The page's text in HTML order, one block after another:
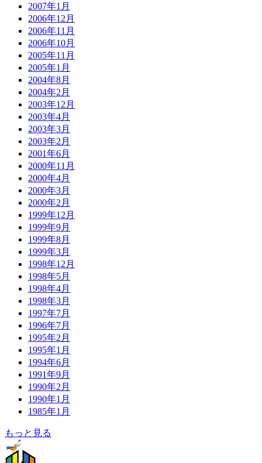
2007年1月
2006年12月
2006年11月
2006年10月
2005年11月
2005年1月
2004年8月
2004年2月
2003年12月
2003年4月
2003年3月
2003年2月
2001年6月
2000年11月
2000年4月
2000年3月
2000年2月
1999年12月
1999年9月
1999年8月
1999年3月
1998年12月
1998年5月
1998年4月
1998年3月
1997年7月
1996年7月
1995年2月
1995年1月
1994年6月
1991年9月
1990年2月
1990年1月
1985年1月
もっと見る